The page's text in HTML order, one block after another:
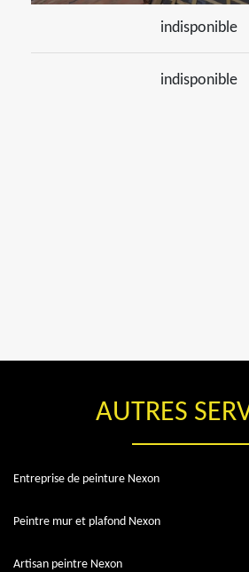
indisponible
indisponible
AUTRES
Entreprise de peinture Nexon
Peintre mur et plafond Nexon
Artisan peintre Nexon